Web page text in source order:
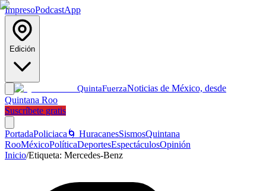
ImpresoPodcastApp
Edición
QuintaFuerzaNoticias de México, desde
Quintana Roo
Suscríbete gratis
PortadaPoliciaca 🌀 HuracanesSismosQuintana
RooMéxicoPolíticaDeportesEspectáculosOpinión
Inicio/Etiqueta: Mercedes-Benz